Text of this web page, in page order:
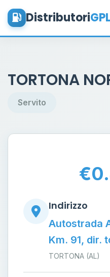
DistributoriGPL
TORTONA
Servito
Indirizzo
Autostrada
Km. 91, dir.
TORTONA (AL)